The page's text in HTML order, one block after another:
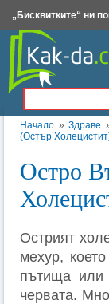
Начало »Здраве
(Остър
Остро
Острият
мехур,
пътища или
червата.
Insert.bg
„Бисквитките“ ни